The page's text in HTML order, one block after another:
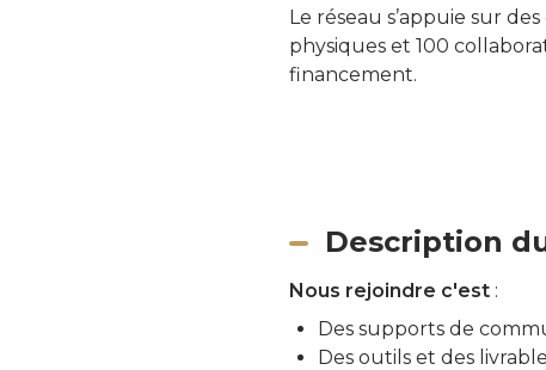
Le réseau s’appuie sur
physiques et 100
financement.
Description
Nous rejoindre c'est:
Des supports de
Des outils et des